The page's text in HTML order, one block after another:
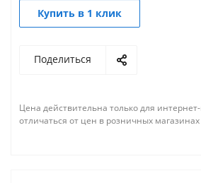
Купить в 1 клик
Поделиться
Цена действительна только для
отличаться от цен в розничных магазинах